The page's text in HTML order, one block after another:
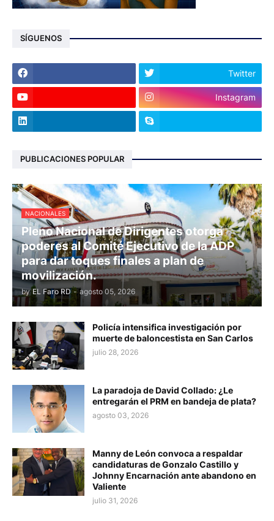
SÍGUENOS
Twitter
Instagram
PUBLICACIONES POPULAR
NACIONALES
Pleno Nacional de Dirigentes otorga
poderes al Comité Ejecutivo de la ADP
para dar toques finales a plan de
movilización.
by EL Faro RD - agosto 05, 2026
Policía intensifica investigación por
muerte de baloncestista en San Carlos
julio 28, 2026
La paradoja de David Collado: ¿Le
entregarán el PRM en bandeja de plata?
agosto 03, 2026
Manny de León convoca a respaldar
candidaturas de Gonzalo Castillo y
Johnny Encarnación ante abandono en
Valiente
julio 31, 2026